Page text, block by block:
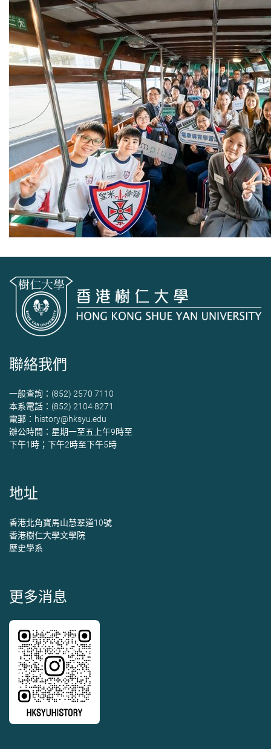
聯絡我們
一般查詢：(852) 2570 7110
本系電話：(852) 2104 8271
電郵： history@hksyu.edu
辦公時間：星期一至五上午9時至
下午1時；下午2時至下午5時
地址
香港北角寶馬山慧翠道10號
香港樹仁大學文學院
歷史學系
更多消息